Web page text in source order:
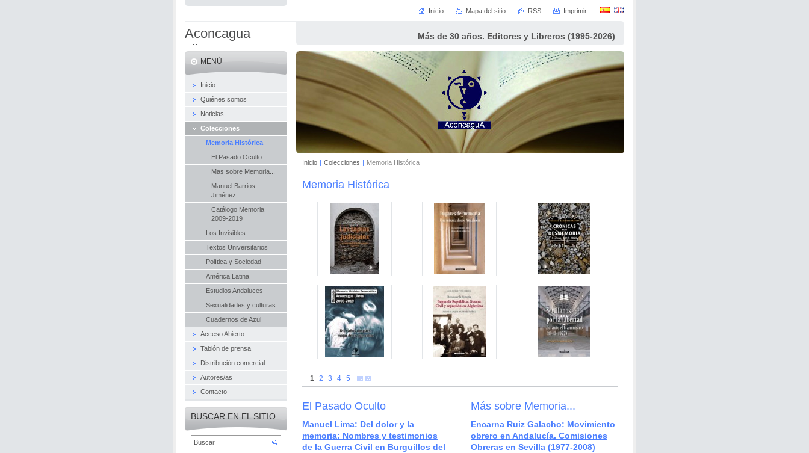
Aconcagua
Libros
Más de 30 años. Editores y Libreros (1995-2026)
Inicio | Colecciones | Memoria Histórica
Memoria Histórica
1 2 3 4 5
El Pasado Oculto
Manuel Lima: Del dolor y la
memoria: Nombres y testimonios
de la Guerra Civil en Burguillos del
Más sobre Memoria...
Encarna Ruiz Galacho: Movimiento
obrero en Andalucía. Comisiones
Obreras en Sevilla (1977-2008)
MENÚ
Inicio
Quiénes somos
Noticias
Colecciones
Memoria Histórica
El Pasado Oculto
Mas sobre Memoria...
Manuel Barrios
Jiménez
Catálogo Memoria
2009-2019
Los Invisibles
Textos Universitarios
Política y Sociedad
América Latina
Estudios Andaluces
Sexualidades y culturas
Cuadernos de Azul
Acceso Abierto
Tablón de prensa
Distribución comercial
Autores/as
Contacto
BUSCAR EN EL SITIO
Inicio Mapa del sitio RSS Imprimir